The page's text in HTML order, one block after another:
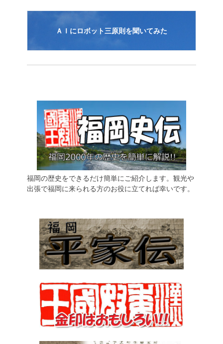
ＡＩにロボット三原則を聞いてみた
福岡の歴史をできるだけ簡単にご紹介します。観光や
出張で福岡に来られる方のお役に立てれば幸いです。